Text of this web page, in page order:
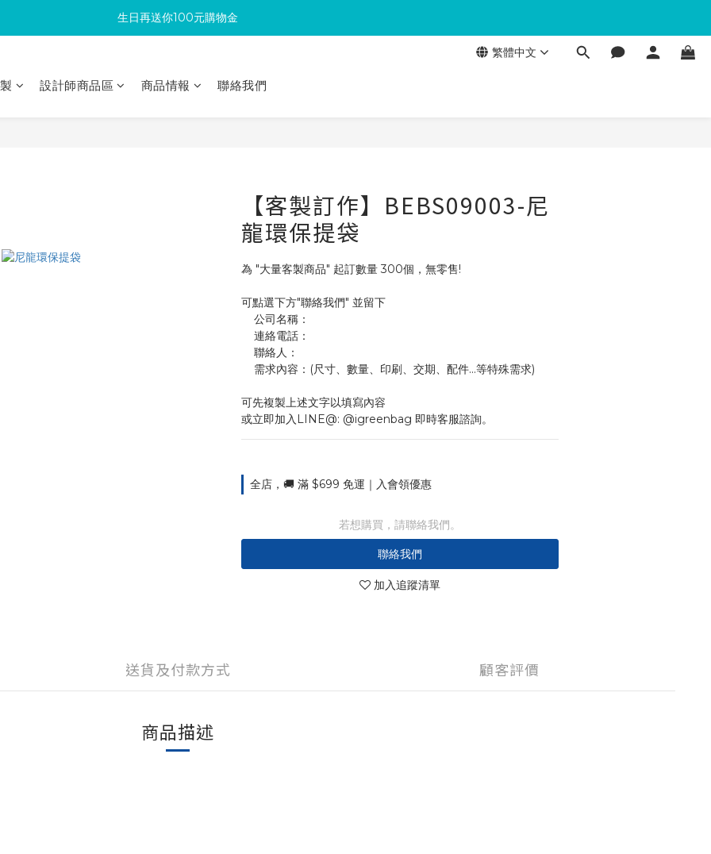
滿300回饋10%購物金
生日再送你100元購物金
滿300回饋10%購物金
繁體中文
設計師商品區 商品情報 聯絡我們
【客製訂作】BEBS09003-尼
龍環保提袋
為 "大量客製商品" 起訂數量 300個，無零售!
可點選下方"聯絡我們" 並留下
    公司名稱：
    連絡電話：
    聯絡人：
    需求內容：(尺寸、數量、印刷、交期、配件...等特殊需求)
可先複製上述文字以填寫內容
或立即加入LINE@: @igreenbag 即時客服諮詢。
全店，🚚 滿 $699 免運｜入會領優惠
若想購買，請聯絡我們。
聯絡我們
加入追蹤清單
送貨及付款方式 顧客評價
商品描述